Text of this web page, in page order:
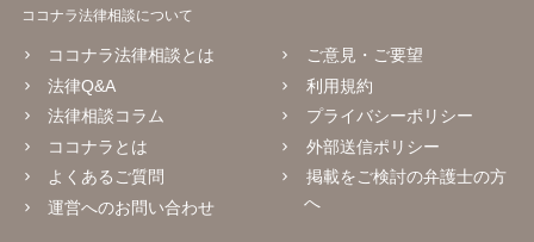
ココナラ法律相談について
ココナラ法律相談とは
法律Q&A
法律相談コラム
ココナラとは
よくあるご質問
運営へのお問い合わせ
ご意見・ご要望
利用規約
プライバシーポリシー
外部送信ポリシー
掲載をご検討の弁護士の方
へ